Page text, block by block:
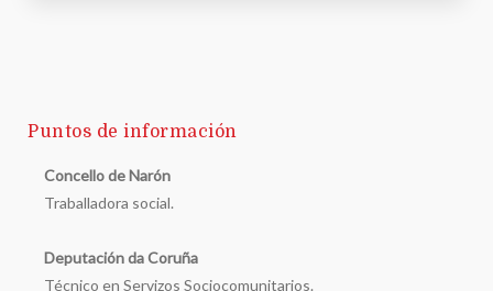
Puntos de información
Concello de Narón
Traballadora social.
Deputación da Coruña
Técnico en Servizos Sociocomunitarios.